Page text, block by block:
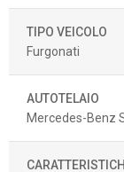
TIPO VEICOLO
Furgonati
AUTOTELAIO
Mercedes-Benz